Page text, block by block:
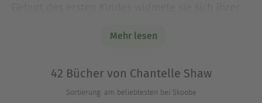
die Familie bald auf sechs Kinder und
entdeckte die Liebesromane von Mills & Boon, die
sie schon aus ihrer Jugend kannte, in den ersten
Jahren als Mutter neu. Während ihrer unfreiwillig
Mehr lesen
42 Bücher von Chantelle Shaw
Sortierung: am beliebtesten bei Skoobe